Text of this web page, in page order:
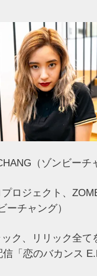
（ゾンビーチ
ロジェクト、
ーチャング）
ク、リリック全て
信「恋のバカンス